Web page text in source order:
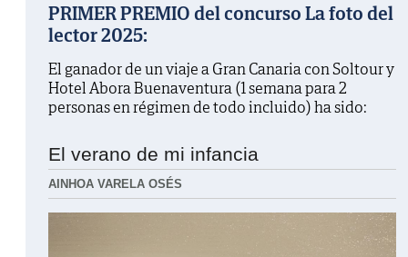
PRIMER PREMIO del concurso La foto del
lector 2025:
El ganador de un viaje a Gran Canaria con Soltour y
Hotel Abora Buenaventura (1 semana para 2
personas en régimen de todo incluido) ha sido:
El verano de mi infancia
AINHOA VARELA OSÉS